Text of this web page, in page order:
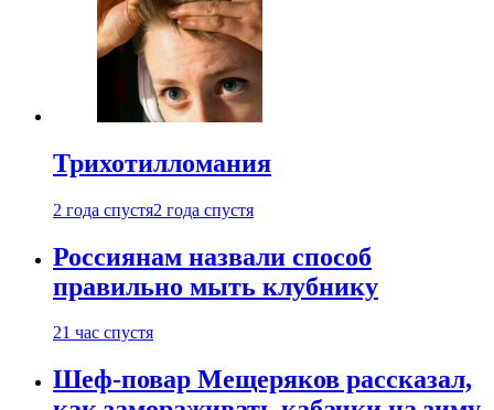
Трихотилломания
2 года спустя2 года спустя
Россиянам назвали способ
правильно мыть клубнику
21 час спустя
Шеф-повар Мещеряков рассказал,